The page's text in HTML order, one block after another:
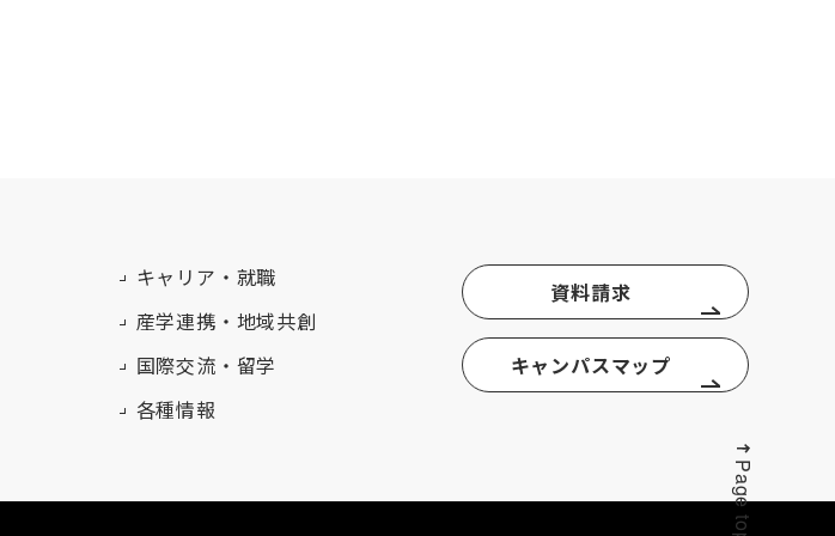
キャリア・就職
産学連携・地域共創
国際交流・留学
各種情報
資料請求
キャンパスマップ
Page top